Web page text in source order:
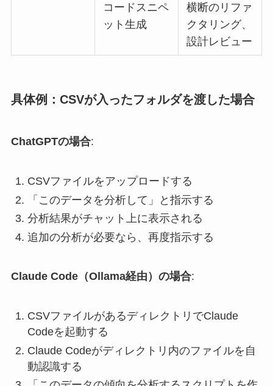
コードスニペ
ット生成
横断のリファ
クタリング、
設計レビュー
具体例：CSVが入ったフォルダを渡した場合
ChatGPTの場合:
CSVファイルをアップロードする
「このデータを分析して」と指示する
分析結果がチャット上に表示される
追加の分析が必要なら、再度指示する
Claude Code（Ollama経由）の場合:
CSVファイルがあるディレクトリでClaude
Codeを起動する
Claude Codeがディレクトリ内のファイルを自
動認識する